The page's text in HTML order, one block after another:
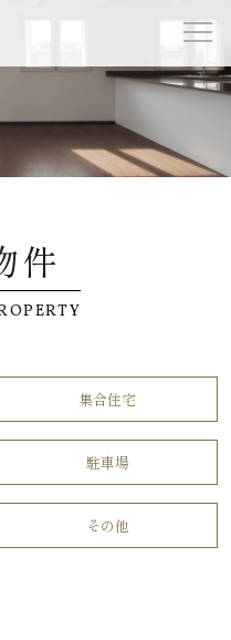
件
集合住宅
駐車場
その他